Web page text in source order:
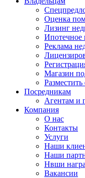
Оценка
Лизинг
Ипотечное
Реклама
Магазин
Разместить
Посредникам
Агентам и
Компания
О нас
Контакты
Услуги
Наши
Наши
Нвши
Вакансии